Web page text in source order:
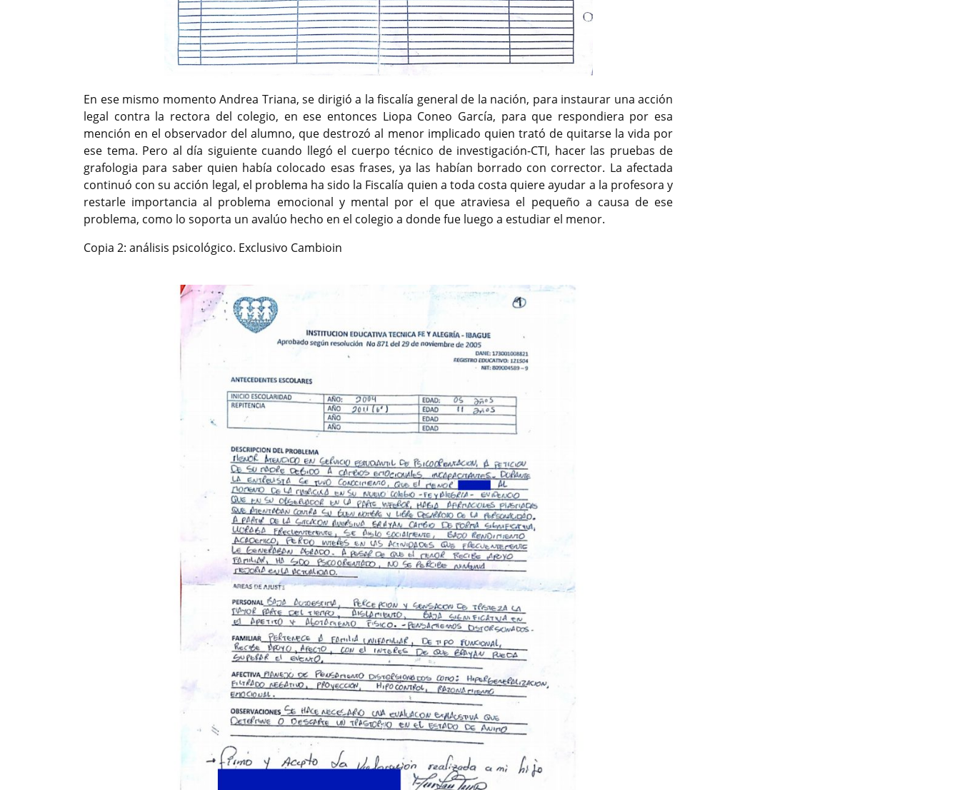
En ese mismo momento Andrea Triana, se dirigió a la fiscalía general de la nación, para instaurar una acción
legal contra la rectora del colegio, en ese entonces Liopa Coneo García, para que respondiera por esa
mención en el observador del alumno, que destrozó al menor implicado quien trató de quitarse la vida por
ese tema. Pero al día siguiente cuando llegó el cuerpo técnico de investigación-CTI, hacer las pruebas de
grafologia para saber quien había colocado esas frases, ya las habían borrado con corrector. La afectada
continuó con su acción legal, el problema ha sido la Fiscalía quien a toda costa quiere ayudar a la profesora y
restarle importancia al problema emocional y mental por el que atraviesa el pequeño a causa de ese
problema, como lo soporta un avalúo hecho en el colegio a donde fue luego a estudiar el menor.
Copia 2: análisis psicológico. Exclusivo Cambioin